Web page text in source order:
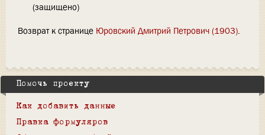
(защищено)
Возврат к странице Юровский Дмитрий Петрович (1903).
Помочь проекту
Как добавить данные
Правка формуляров